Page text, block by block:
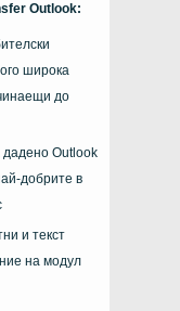
Outlook:
широка
до
дадено Outlook
добрите в
и текст
на модул